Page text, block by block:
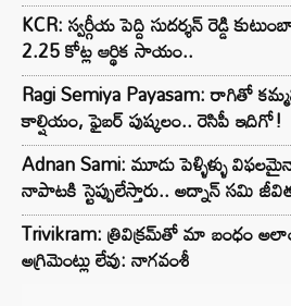
KCR: స్వర్గీయ పెద్ది సుదర్శన్ రెడ్డి
2.25 కోట్ల ఆర్థిక సాయం..
Ragi Semiya Payasam: రాగితో
కాల్షియం, ఫైబర్ పుష్కలం.. రెసిపీ ఇదిగో!
Adnan Sami: మూడు పెళ్ళిళ్ళు
నాపాటకి స్టెప్పులేస్తారు.. అద్నాన్ సమి
Trivikram: త్రివిక్రమ్‌తో మా బంధం
అగ్రిమెంట్లు లేవు: నాగవంశీ